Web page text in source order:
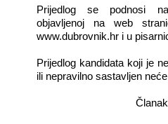
Prijedlog se podnosi
objavljenoj na web
www.dubrovnik.hr i u
Prijedlog kandidata koji je
ili nepravilno sastavljen